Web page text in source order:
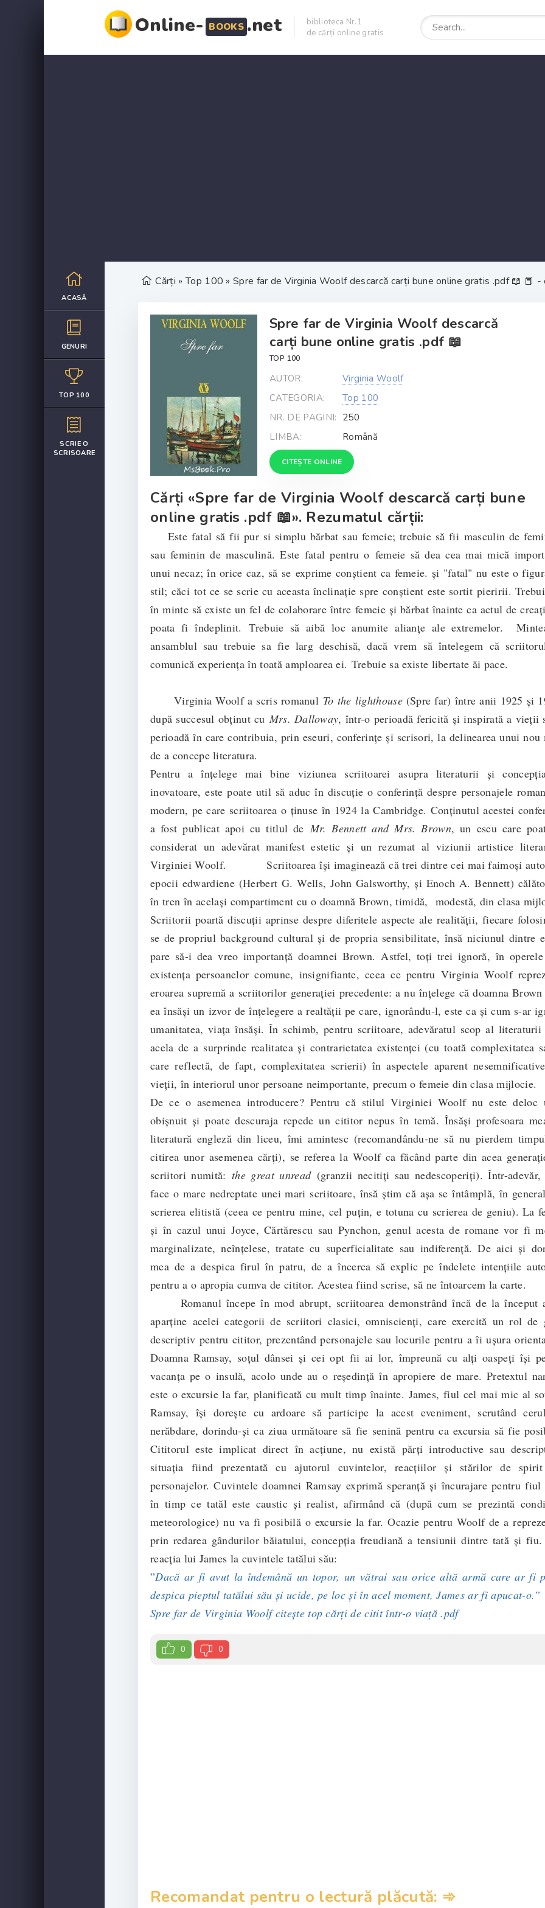
Online- BOOKS .net
biblioteca Nr.1
de cărți online gratis
ACASĂ
GENURI
TOP 100
SCRIE O
SCRISOARE
Cărți »Top 100 » Spre far de Virginia Woolf descarcă carți bune online gratis .pdf 📖 📕
Spre far de Virginia Woolf descarcă
carți bune online gratis .pdf 📖
TOP 100
AUTOR:
Virginia Woolf
CATEGORIA:
Top 100
NR. DE PAGINI: 250
LIMBA:
Română
CITEȘTE ONLINE
Cărți «Spre far de Virginia Woolf descarcă carți bune
online gratis .pdf 📖». Rezumatul cărții:
Este fatal să fii pur si simplu bărbat sau femeie; trebuie să fii masculin de
sau feminin de masculină. Este fatal pentru o femeie să dea cea mai mică
unui necaz; în orice caz, să se exprime conștient ca femeie. și "fatal" nu este o
stil; căci tot ce se scrie cu aceasta înclinație spre conștient este sortit pieririi.
în minte să existe un fel de colaborare între femeie și bărbat înainte ca actul de
poata fi îndeplinit. Trebuie să aibă loc anumite alianțe ale extremelor.
ansamblul sau trebuie sa fie larg deschisă, dacă vrem să întelegem că
comunică experiența în toată amploarea ei. Trebuie sa existe libertate ăi pace.
Virginia Woolf a scris romanul To the lighthouse(Spre far) între anii 1925 și
după succesul obținut cu Mrs. Dalloway, într-o perioadă fericită și inspirată a vieții
perioadă în care contribuia, prin eseuri, conferințe și scrisori, la delinearea unui nou
de a concepe literatura.
Pentru a înțelege mai bine viziunea scriitoarei asupra literaturii și
inovatoare, este poate util să aduc în discuție o conferință despre personajele
modern, pe care scriitoarea o ținuse în 1924 la Cambridge. Conținutul acestei
a fost publicat apoi cu titlul de Mr. Bennett and Mrs. Brown, un eseu care
considerat un adevărat manifest estetic și un rezumat al viziunii artistice
Virginiei Woolf. Scriitoarea își imaginează că trei dintre cei mai faimoși
epocii edwardiene (Herbert G. Wells, John Galsworthy, și Enoch A. Bennett)
în tren în același compartiment cu o doamnă Brown, timidă, modestă, din clasa
Scriitorii poartă discuții aprinse despre diferitele aspecte ale realității, fiecare
se de propriul background cultural și de propria sensibilitate, însă niciunul dintre
pare să-i dea vreo importanță doamnei Brown. Astfel, toți trei ignoră, în
existența persoanelor comune, insignifiante, ceea ce pentru Virginia Woolf
eroarea supremă a scriitorilor generației precedente: a nu înțelege că doamna Brown
ea însăși un izvor de înțelegere a realtății pe care, ignorându-l, este ca și cum s-ar
umanitatea, viața însăși. În schimb, pentru scriitoare, adevăratul scop al literaturii
acela de a surprinde realitatea și contrarietatea existenței (cu toată complexitatea
care reflectă, de fapt, complexitatea scrierii) în aspectele aparent
vieții, în interiorul unor persoane neimportante, precum o femeie din clasa mijlocie.
De ce o asemenea introducere? Pentru că stilul Virginiei Woolf nu este deloc
obișnuit și poate descuraja repede un cititor nepus în temă. Însăși profesoara
literatură engleză din liceu, îmi amintesc (recomandându-ne să nu pierdem
citirea unor asemenea cărți), se referea la Woolf ca făcând parte din acea
scriitori numită: the great unread (granzii necitiți sau nedescoperiți). Într-
face o mare nedreptate unei mari scriitoare, însă știm că așa se întâmplă, în
scrierea elitistă (ceea ce pentru mine, cel puțin, e totuna cu scrierea de geniu). La
și în cazul unui Joyce, Cărtărescu sau Pynchon, genul acesta de romane vor fi
marginalizate, neînțelese, tratate cu superficialitate sau indiferență. De aici și
mea de a despica firul în patru, de a încerca să explic pe îndelete intențiile
pentru a o apropia cumva de cititor. Acestea fiind scrise, să ne întoarcem la carte.
Romanul începe în mod abrupt, scriitoarea demonstrând încă de la început
aparține acelei categorii de scriitori clasici, omniscienți, care exercită un rol de
descriptiv pentru cititor, prezentând personajele sau locurile pentru a îi ușura
Doamna Ramsay, soțul dânsei și cei opt fii ai lor, împreună cu alți oaspeți își
vacanța pe o insulă, acolo unde au o reședință în apropiere de mare. Pretextul
este o excursie la far, planificată cu mult timp înainte. James, fiul cel mai mic al
Ramsay, își dorește cu ardoare să participe la acest eveniment, scrutând
nerăbdare, dorindu-și ca ziua următoare să fie senină pentru ca excursia să fie
Cititorul este implicat direct în acțiune, nu există părți introductive sau
situația fiind prezentată cu ajutorul cuvintelor, reacțiilor și stărilor de
personajelor. Cuvintele doamnei Ramsay exprimă speranță și încurajare pentru fiul
în timp ce tatăl este caustic și realist, afirmând că (după cum se prezintă
meteorologice) nu va fi posibilă o excursie la far. Ocazie pentru Woolf de a
prin redarea gândurilor băiatului, concepția freudiană a tensiunii dintre tată și
reacția lui James la cuvintele tatălui său:
”Dacă ar fi avut la îndemână un topor, un vătrai sau orice altă armă care ar fi
despica pieptul tatălui său și ucide, pe loc și în acel moment, James ar fi apucat-o.”
Spre far de Virginia Woolf citește top cărți de citit într-o viață .pdf
0 0
Recomandat pentru o lectură plăcută: ➾